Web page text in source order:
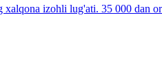
izohli lug'ati. 35 000 dan